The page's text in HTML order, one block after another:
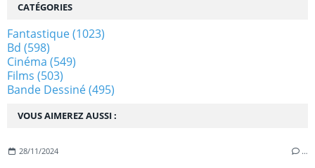
VOUS AIMEREZ AUSSI :
28/11/2024 …
CATÉGORIES
Fantastique(1023)
Bd (598)
Cinéma (549)
Films (503)
Bande Dessiné(495)